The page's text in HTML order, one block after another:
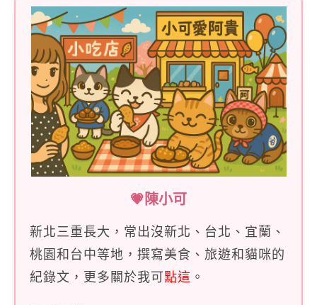
💗陳小可
新北三重長大，常出沒新北、台北、宜蘭、
桃園和台中等地，撰寫美食、旅遊和貓咪的
紀錄文，更多關於我可點這 。